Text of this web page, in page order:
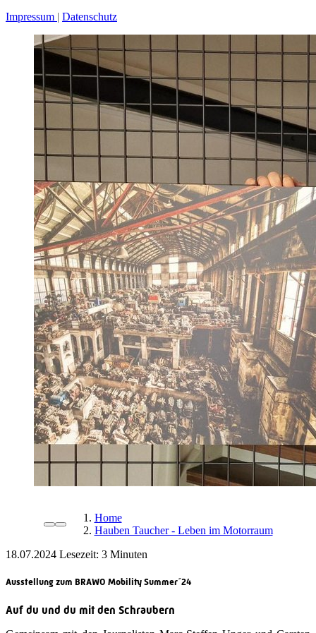
Impressum Datenschutz
Home
Hauben Taucher - Leben im Motorraum
18.07.2024 Lesezeit:
Ausstellung zum BRAWO Mobility Summer´24
Auf du und du mit den Schraubern